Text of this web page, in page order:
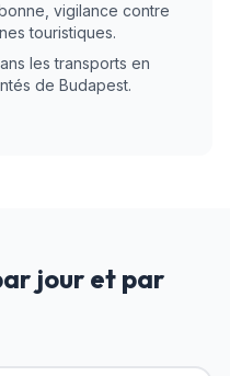
vigilance contre
touristiques.
les transports en
de Budapest.
jour et par